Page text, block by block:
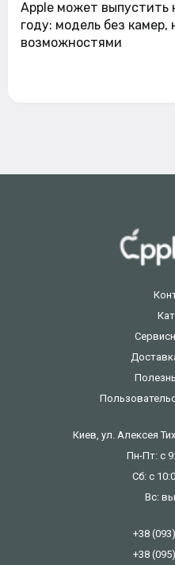
Apple может выпустить
году: модель без
возможностями
Киев, ул. Алексея
Пн-Пт: с
Сб: с
Вс:
+38
+38